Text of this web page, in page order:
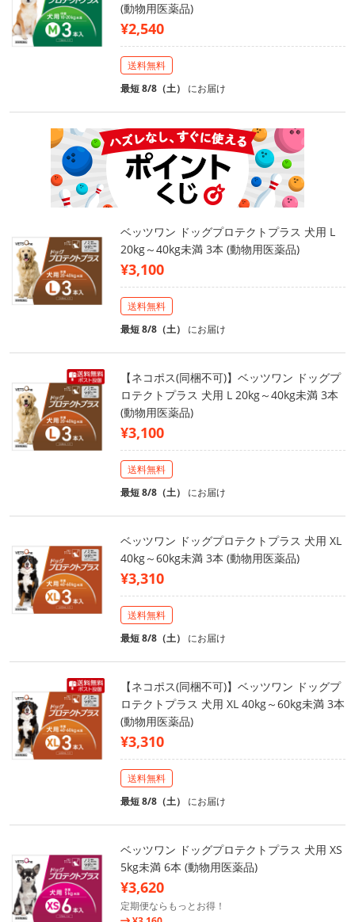
(動物用医薬品)
¥2,540
送料無料
最短 8/8（土） にお届け
ベッツワン ドッグプロテクトプラス 犬用 L
20kg～40kg未満 3本 (動物用医薬品)
¥3,100
送料無料
最短 8/8（土） にお届け
【ネコポス(同梱不可)】ベッツワン ドッグプ
ロテクトプラス 犬用 L 20kg～40kg未満 3本
(動物用医薬品)
¥3,100
送料無料
最短 8/8（土） にお届け
ベッツワン ドッグプロテクトプラス 犬用 XL
40kg～60kg未満 3本 (動物用医薬品)
¥3,310
送料無料
最短 8/8（土） にお届け
【ネコポス(同梱不可)】ベッツワン ドッグプ
ロテクトプラス 犬用 XL 40kg～60kg未満 3本
(動物用医薬品)
¥3,310
送料無料
最短 8/8（土） にお届け
ベッツワン ドッグプロテクトプラス 犬用 XS
5kg未満 6本 (動物用医薬品)
¥3,620
定期便ならもっとお得！